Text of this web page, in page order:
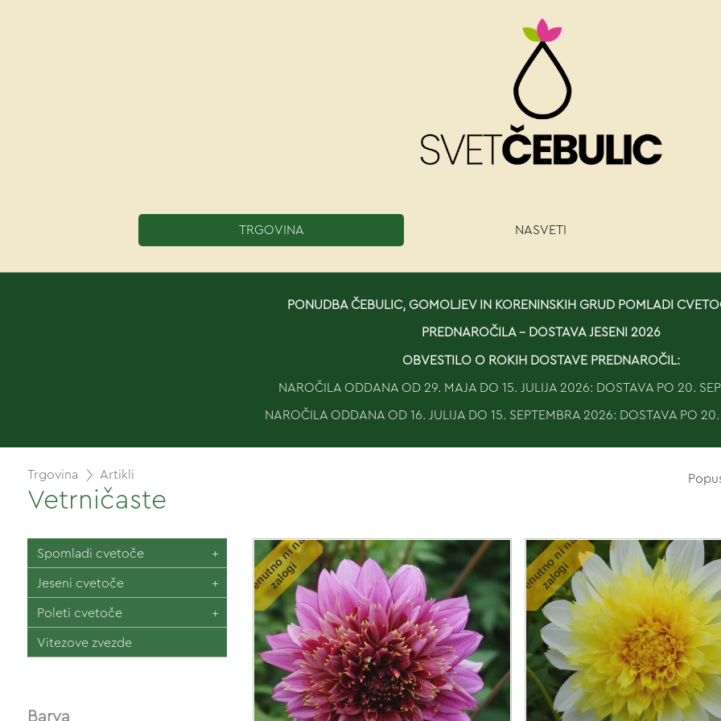
TRGOVINA NASVETI
PONUDBA ČEBULIC, GOMOLJEV IN KORENINSKIH GRUD POMLADI
PREDNAROČILA - DOSTAVA JESENI 2026
OBVESTILO O ROKIH DOSTAVE PREDNAROČIL:
NAROČILA ODDANA OD 29. MAJA DO 15. JULIJA 2026: DOSTAVA PO 20.
NAROČILA ODDANA OD 16. JULIJA DO 15. SEPTEMBRA 2026: DOSTAVA PO
Trgovina Artikli
Vetrničaste
Spomladi cvetoče
Jeseni cvetoče
Poleti cvetoče
Vitezove zvezde
Barva
T
r
e
n
u
t
n
o
n
i
n
a
z
a
l
o
g
i T
r
e
n
u
t
n
o
n
i
n
a
z
a
l
o
g
i